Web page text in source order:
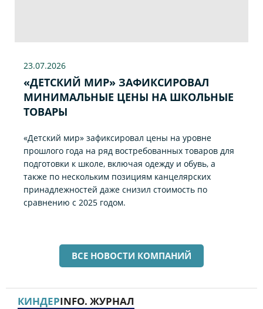
23.07.2026
«ДЕТСКИЙ МИР» ЗАФИКСИРОВАЛ
МИНИМАЛЬНЫЕ ЦЕНЫ НА ШКОЛЬНЫЕ
ТОВАРЫ
«Детский мир» зафиксировал цены на уровне
прошлого года на ряд востребованных товаров для
подготовки к школе, включая одежду и обувь, а
также по нескольким позициям канцелярских
принадлежностей даже снизил стоимость по
сравнению с 2025 годом.
ВСЕ НОВОСТИ КОМПАНИЙ
КИНДЕРINFO. ЖУРНАЛ